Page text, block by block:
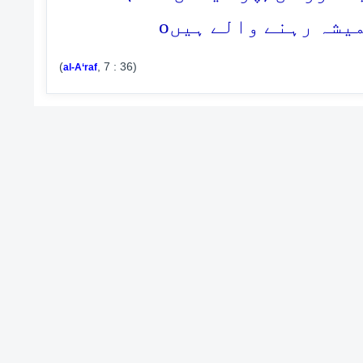
رہنے والے ہیںo
(al-A‘raf, 7 : 36)